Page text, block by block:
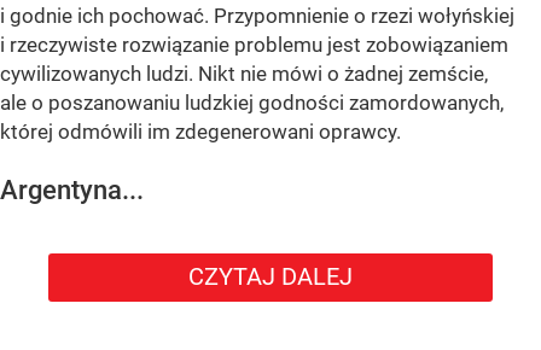
i godnie ich pochować. Przypomnienie o rzezi wołyńskiej
i rzeczywiste rozwiązanie problemu jest zobowiązaniem
cywilizowanych ludzi. Nikt nie mówi o żadnej zemście,
ale o poszanowaniu ludzkiej godności zamordowanych,
której odmówili im zdegenerowani oprawcy.
Argentyna...
CZYTAJ DALEJ